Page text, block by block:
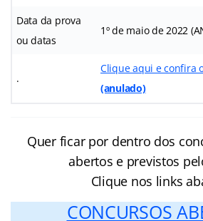
Data da prova
ou datas
1º de maio de 2022
.
Clique aqui e confira
(anulado)
Quer ficar por dentro dos
abertos e previstos
Clique nos links
CONCURSOS